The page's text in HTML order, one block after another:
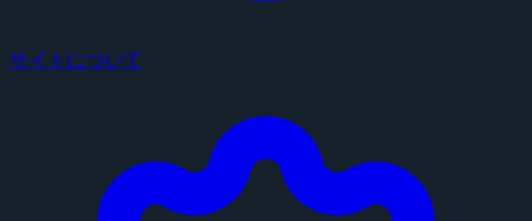
サイトについて